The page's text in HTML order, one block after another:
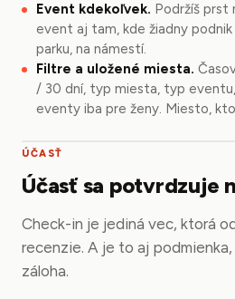
Event kdekoľvek. Podržíš prst
event aj tam, kde žiadny
parku, na námestí.
Filtre a uložené miesta.
/ 30 dní, typ miesta, typ
eventy iba pre ženy. Miesto,
ÚČASŤ
Účasť sa potvrdzuje
Check-in je jediná vec, ktorá
recenzie. A je to aj
záloha.